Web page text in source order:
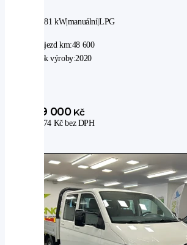
|81 kW|manuální|LPG
Nájezd km:48 600
Rok výroby:2020
449 000Kč
371 074 Kčbez DPH